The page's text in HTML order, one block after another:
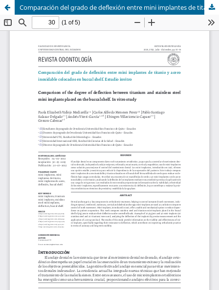
Comparación del grado de deflexión entre mini implantes de titanio y acero inoxidable colocados en buccal shelf. Estudio invitro